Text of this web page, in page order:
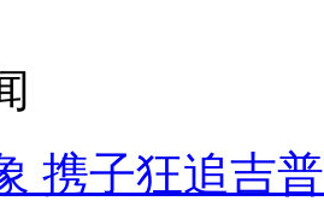
携子狂追吉